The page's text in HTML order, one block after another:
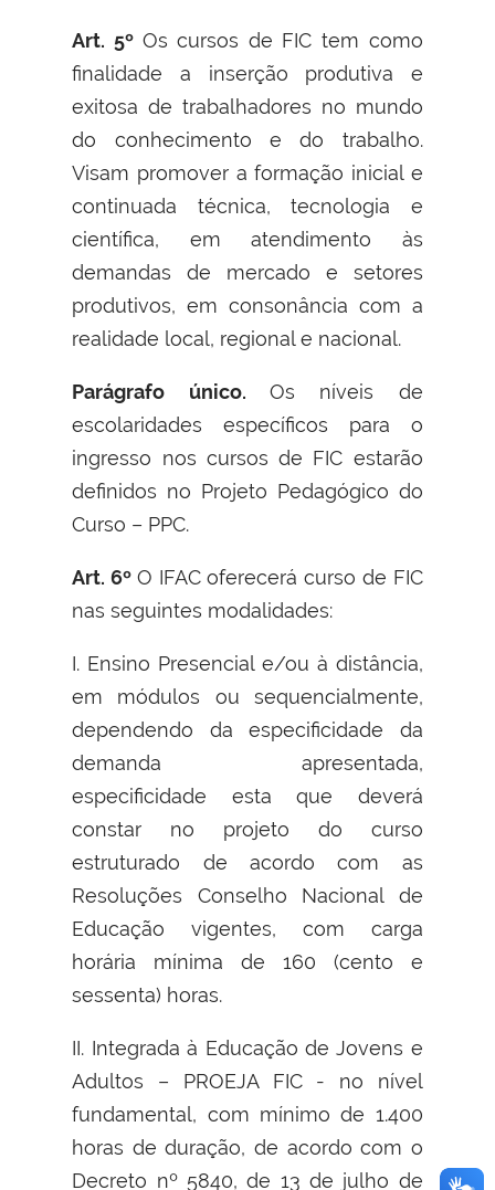
Art. 5º Os cursos de FIC tem como
finalidade a inserção produtiva e
exitosa de trabalhadores no mundo
do conhecimento e do trabalho.
Visam promover a formação inicial e
continuada técnica, tecnologia e
científica, em atendimento às
demandas de mercado e setores
produtivos, em consonância com a
realidade local, regional e nacional.
Parágrafo único. Os níveis de
escolaridades específicos para o
ingresso nos cursos de FIC estarão
definidos no Projeto Pedagógico do
Curso – PPC.
Art. 6º O IFAC oferecerá curso de FIC
nas seguintes modalidades:
I. Ensino Presencial e/ou à distância,
em módulos ou sequencialmente,
dependendo da especificidade da
demanda apresentada,
especificidade esta que deverá
constar no projeto do curso
estruturado de acordo com as
Resoluções Conselho Nacional de
Educação vigentes, com carga
horária mínima de 160 (cento e
sessenta) horas.
II. Integrada à Educação de Jovens e
Adultos – PROEJA FIC - no nível
fundamental, com mínimo de 1.400
horas de duração, de acordo com o
Decreto nº 5840, de 13 de julho de